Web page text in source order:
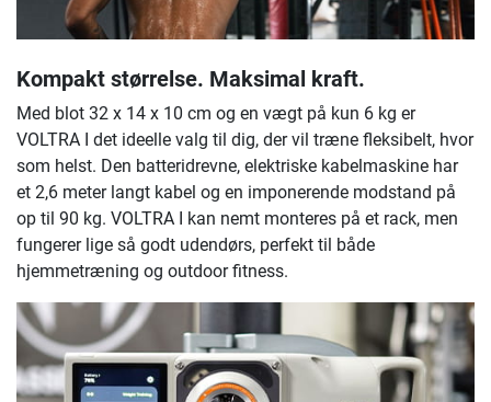
Kompakt størrelse. Maksimal kraft.
Med blot 32 x 14 x 10 cm og en vægt på kun 6 kg er
VOLTRA I det ideelle valg til dig, der vil træne fleksibelt, hvor
som helst. Den batteridrevne, elektriske kabelmaskine har
et 2,6 meter langt kabel og en imponerende modstand på
op til 90 kg. VOLTRA I kan nemt monteres på et rack, men
fungerer lige så godt udendørs, perfekt til både
hjemmetræning og outdoor fitness.